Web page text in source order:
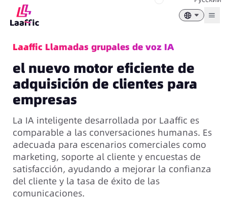
Laaffic Llamadas grupales de voz IA
el nuevo motor eficiente de
adquisición de clientes para
empresas
La IA inteligente desarrollada por Laaffic es
comparable a las conversaciones humanas. Es
adecuada para escenarios comerciales como
marketing, soporte al cliente y encuestas de
satisfacción, ayudando a mejorar la confianza
del cliente y la tasa de éxito de las
comunicaciones.